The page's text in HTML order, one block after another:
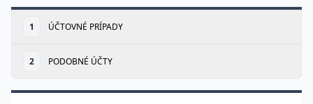
1 ÚČTOVNÉ PRÍPADY
2 PODOBNÉ ÚČTY